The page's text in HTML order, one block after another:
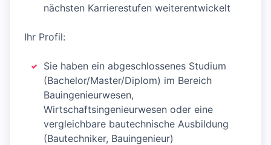
nächsten Karrierestufen weiterentwickelt
Ihr Profil:
Sie haben ein abgeschlossenes Studium
(Bachelor/Master/Diplom) im Bereich
Bauingenieurwesen,
Wirtschaftsingenieurwesen oder eine
vergleichbare bautechnische Ausbildung
(Bautechniker, Bauingenieur)